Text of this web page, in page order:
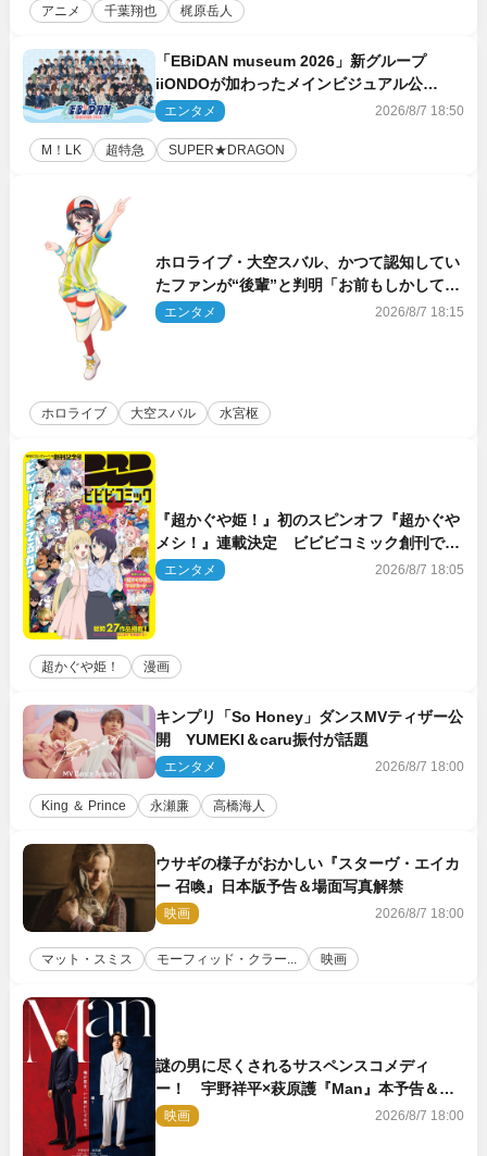
アニメ 千葉翔也 梶原岳人
「EBiDAN museum 2026」新グループ
iiONDOが加わったメインビジュアル公
開！ 開催記念グッズラインナップも
エンタメ 2026/8/7 18:50
M！LK 超特急 SUPER★DRAGON
ホロライブ・大空スバル、かつて認知してい
たファンが“後輩”と判明「お前もしかしてあ
のときの？」
エンタメ 2026/8/7 18:15
ホロライブ 大空スバル 水宮枢
『超かぐや姫！』初のスピンオフ『超かぐや
メシ！』連載決定 ビビビコミック創刊で31
作品一挙公開
エンタメ 2026/8/7 18:05
超かぐや姫！ 漫画
キンプリ「So Honey」ダンスMVティザー公
開 YUMEKI＆caru振付が話題
エンタメ 2026/8/7 18:00
King ＆ Prince 永瀬廉 高橋海人
ウサギの様子がおかしい『スターヴ・エイカ
ー 召喚』日本版予告＆場面写真解禁
映画 2026/8/7 18:00
マット・スミス モーフィッド・クラー... 映画
謎の男に尽くされるサスペンスコメディ
ー！ 宇野祥平×萩原護『Man』本予告＆新
ビジュアル解禁
映画 2026/8/7 18:00